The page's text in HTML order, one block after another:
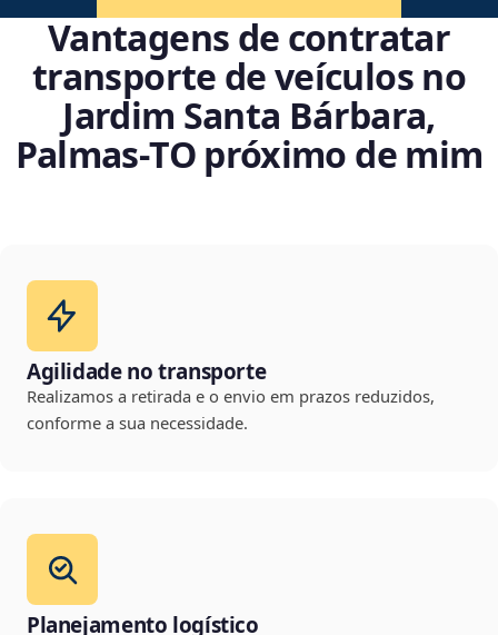
Vantagens de contratar
transporte de veículos no
Jardim Santa Bárbara,
Palmas‑TO próximo de mim
Agilidade no transporte
Realizamos a retirada e o envio em prazos reduzidos,
conforme a sua necessidade.
Planejamento logístico